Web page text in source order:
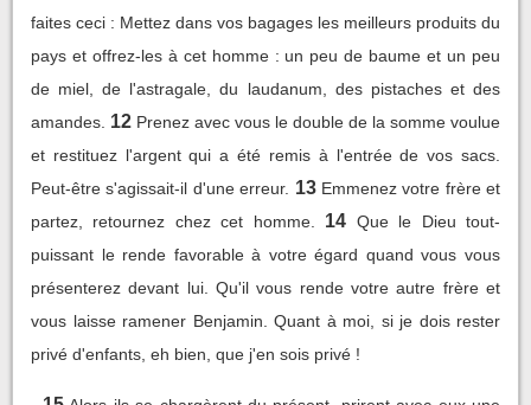
faites ceci : Mettez dans vos bagages les meilleurs produits du
pays et offrez-les à cet homme : un peu de baume et un peu
de miel, de l'astragale, du laudanum, des pistaches et des
amandes. 12 Prenez avec vous le double de la somme voulue
et restituez l'argent qui a été remis à l'entrée de vos sacs.
Peut-être s'agissait-il d'une erreur. 13 Emmenez votre frère et
partez, retournez chez cet homme.
14 Que le Dieu tout-
puissant le rende favorable à votre égard quand vous vous
présenterez devant lui. Qu'il vous rende votre autre frère et
vous laisse ramener Benjamin. Quant à moi, si je dois rester
privé d'enfants, eh bien, que j'en sois privé !